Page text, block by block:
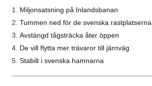
Miljonsatsning på Inlandsbanan
Tummen ned för de svenska rastplatserna
Avstängd tågsträcka åter öppen
De vill flytta mer trävaror till järnväg
Stabilt i svenska hamnarna